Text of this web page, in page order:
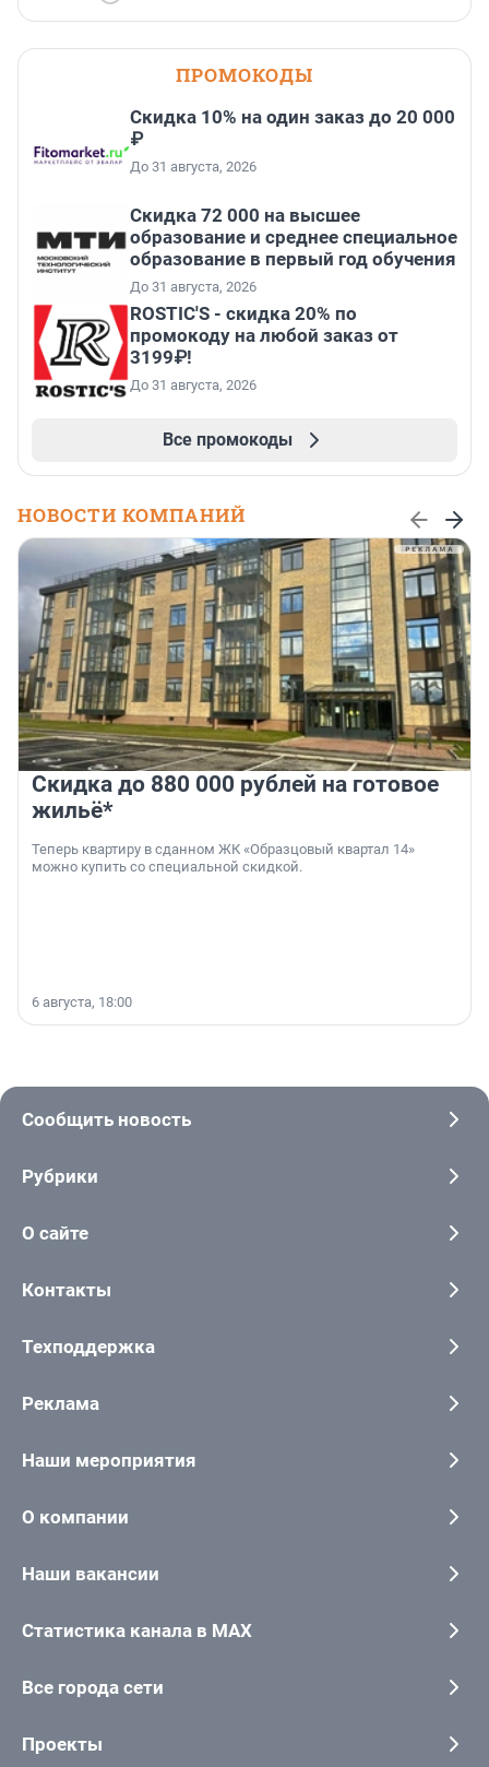
ПРОМОКОДЫ
Скидка 10% на один заказ до 20 000
₽
До 31 августа, 2026
Скидка 72 000 на высшее
образование и среднее специальное
образование в первый год обучения
До 31 августа, 2026
ROSTIC'S - скидка 20% по
промокоду на любой заказ от
3199₽!
До 31 августа, 2026
Все промокоды
НОВОСТИ КОМПАНИЙ
Скидка до 880 000 рублей на готовое
жильё*
Теперь квартиру в сданном ЖК «Образцовый квартал 14»
можно купить со специальной скидкой.
6 августа, 18:00
Сообщить новость
Рубрики
О сайте
Контакты
Техподдержка
Реклама
Наши мероприятия
О компании
Наши вакансии
Статистика канала в MAX
Все города сети
Проекты